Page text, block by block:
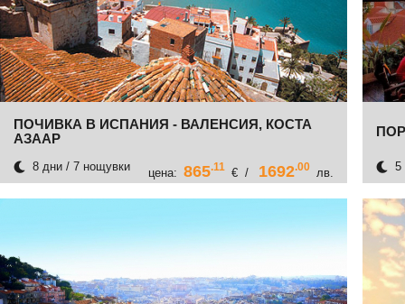
ПОЧИВКА В ИСПАНИЯ - ВАЛЕНСИЯ, КОСТА
АЗААР
8 дни / 7 нощувки цена: 865 .11 € / 1692 .00 лв. 5